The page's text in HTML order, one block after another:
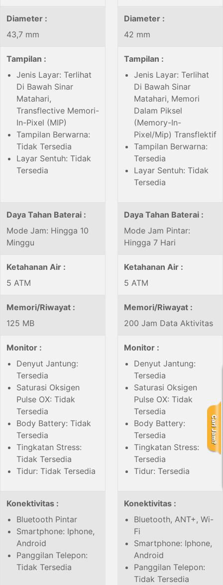
Diameter :
43,7 mm
Diameter :
42 mm
Tampilan :
Jenis Layar: Terlihat
Di Bawah Sinar
Matahari,
Transflective Memori-
In-Pixel (MIP)
Tampilan Berwarna:
Tidak Tersedia
Layar Sentuh: Tidak
Tersedia
Tampilan :
Jenis Layar: Terlihat
Di Bawah Sinar
Matahari, Memori
Dalam Piksel
(Memory-In-
Pixel/Mip) Transflektif
Tampilan Berwarna:
Tersedia
Layar Sentuh: Tidak
Tersedia
Daya Tahan Baterai :
Mode Jam: Hingga 10
Minggu
Daya Tahan Baterai :
Mode Jam Pintar:
Hingga 7 Hari
Ketahanan Air :
5 ATM
Ketahanan Air :
5 ATM
Memori/Riwayat :
125 MB
Memori/Riwayat :
200 Jam Data Aktivitas
Monitor :
Denyut Jantung:
Tersedia
Saturasi Oksigen
Pulse OX: Tidak
Tersedia
Body Battery: Tidak
Tersedia
Tingkatan Stress:
Tidak Tersedia
Tidur: Tidak Tersedia
Monitor :
Denyut Jantung:
Tersedia
Saturasi Oksigen
Pulse OX: Tidak
Tersedia
Body Battery:
Tersedia
Tingkatan Stress:
Tersedia
Tidur: Tersedia
Konektivitas :
Bluetooth Pintar
Smartphone: Iphone,
Android
Panggilan Telepon:
Tidak Tersedia
Konektivitas :
Bluetooth, ANT+, Wi-
Fi
Smartphone: Iphone,
Android
Panggilan Telepon:
Tidak Tersedia